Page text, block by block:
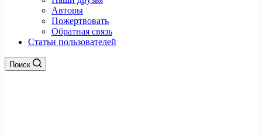
Авторы
Пожертвовать
Обратная связь
Статьи пользователей
Поиск